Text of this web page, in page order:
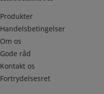
Produkter
Handelsbetingelser
Om os
Gode råd
Kontakt os
Fortrydelsesret